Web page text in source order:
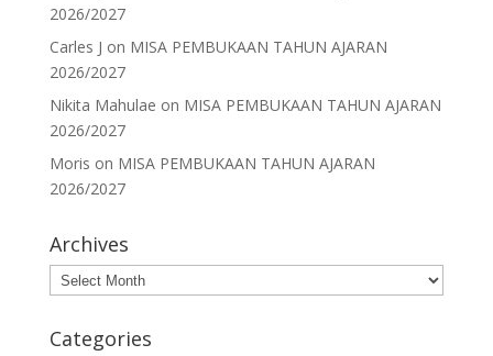
2026/2027
Carles J on MISA PEMBUKAAN TAHUN AJARAN
2026/2027
Nikita Mahulae on MISA PEMBUKAAN TAHUN AJARAN
2026/2027
Moris on MISA PEMBUKAAN TAHUN AJARAN
2026/2027
Archives
Archives
Categories